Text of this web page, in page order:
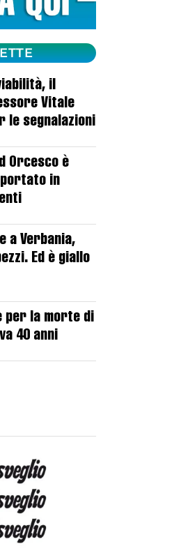
il
Vitale
le segnalazioni
Orcesco è
in
a Verbania,
Ed è giallo
per la morte di
40 anni